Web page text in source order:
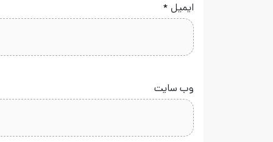
ایمیل *
وب‌ سایت